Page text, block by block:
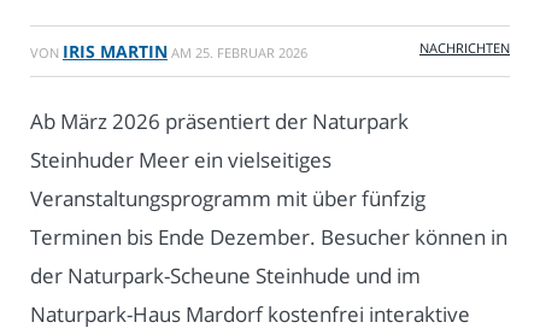
VON IRIS MARTIN AM 25. FEBRUAR 2026 NACHRICHTEN
Ab März 2026 präsentiert der Naturpark
Steinhuder Meer ein vielseitiges
Veranstaltungsprogramm mit über fünfzig
Terminen bis Ende Dezember. Besucher können in
der Naturpark-Scheune Steinhude und im
Naturpark-Haus Mardorf kostenfrei interaktive